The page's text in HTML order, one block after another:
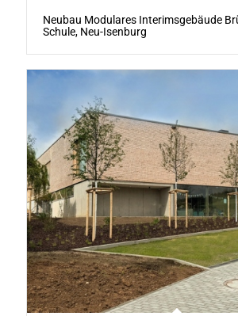
Neubau Modulares Interimsgebäude
Schule, Neu-Isenburg